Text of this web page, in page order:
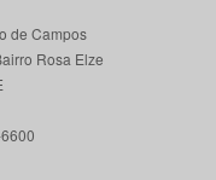
de Campos
Rosa Elze